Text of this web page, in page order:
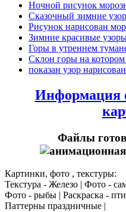
Ночной рисунок
Сказочный зимние
Рисунок нарисован
Зимние красивые
Горы в утреннем
Склон горы на
показан узор
Информация
Файлы
Картинки, фото , текстуры:
Текстура - Железо | Фото -
Фото - рыбы | Раскраска -
Паттерны праздничные |